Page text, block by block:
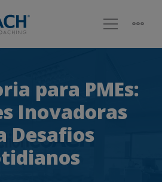
para PMEs:
Inovadoras
Desafios